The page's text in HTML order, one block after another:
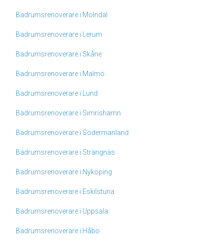
Badrumsrenoverare i Mölndal
Badrumsrenoverare i Lerum
Badrumsrenoverare i Skåne
Badrumsrenoverare i Malmö
Badrumsrenoverare i Lund
Badrumsrenoverare i Simrishamn
Badrumsrenoverare i Södermanland
Badrumsrenoverare i Strängnäs
Badrumsrenoverare i Nyköping
Badrumsrenoverare i Eskilstuna
Badrumsrenoverare i Uppsala
Badrumsrenoverare i Håbo